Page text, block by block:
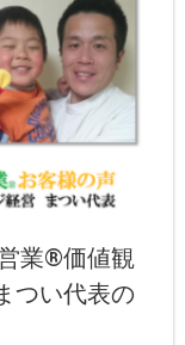
業®価値観
つい代表の